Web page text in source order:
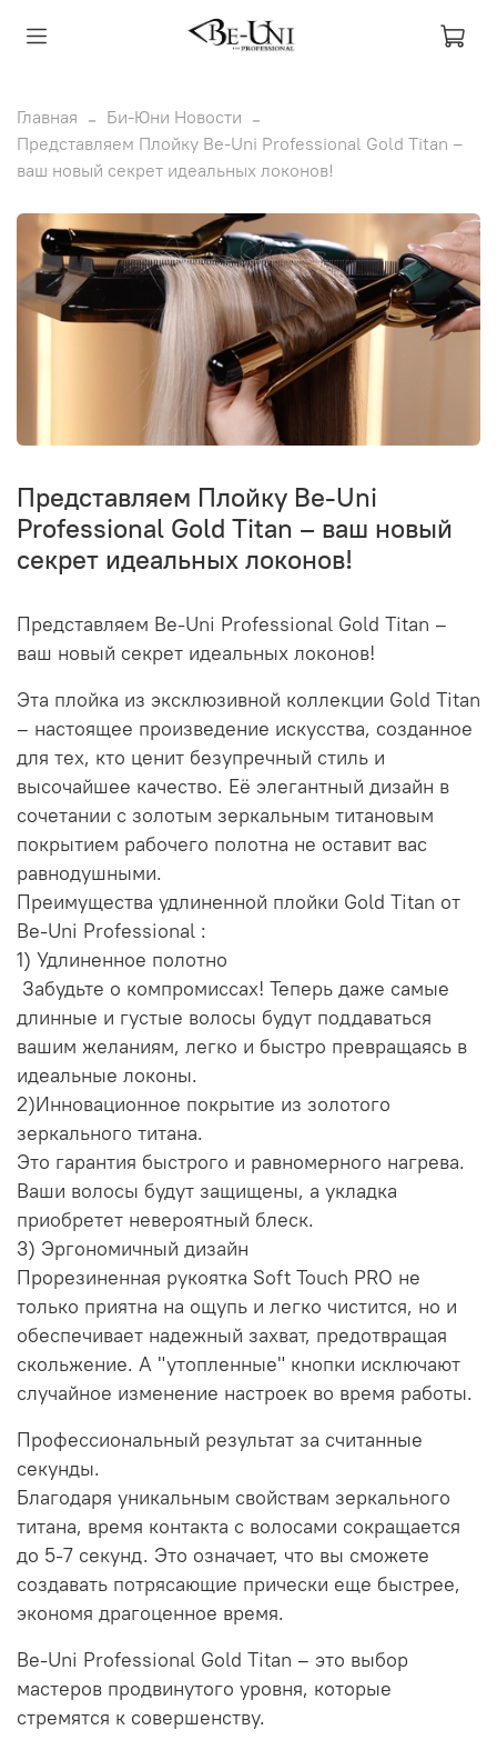
Главная
Би-Юни Новости
Представляем Плойку Be-Uni Professional Gold Titan –
ваш новый секрет идеальных локонов!
Представляем Плойку Be-Uni
Professional Gold Titan – ваш новый
секрет идеальных локонов!
Представляем Be-Uni Professional Gold Titan –
ваш новый секрет идеальных локонов!
Эта плойка из эксклюзивной коллекции Gold Titan
– настоящее произведение искусства, созданное
для тех, кто ценит безупречный стиль и
высочайшее качество. Её элегантный дизайн в
сочетании с золотым зеркальным титановым
покрытием рабочего полотна не оставит вас
равнодушными.
Преимущества удлиненной плойки Gold Titan от
Be-Uni Professional :
1) Удлиненное полотно
Забудьте о компромиссах! Теперь даже самые
длинные и густые волосы будут поддаваться
вашим желаниям, легко и быстро превращаясь в
идеальные локоны.
2)Инновационное покрытие из золотого
зеркального титана.
Это гарантия быстрого и равномерного нагрева.
Ваши волосы будут защищены, а укладка
приобретет невероятный блеск.
3) Эргономичный дизайн
Прорезиненная рукоятка Soft Touch PRO не
только приятна на ощупь и легко чистится, но и
обеспечивает надежный захват, предотвращая
скольжение. А "утопленные" кнопки исключают
случайное изменение настроек во время работы.
Профессиональный результат за считанные
секунды.
Благодаря уникальным свойствам зеркального
титана, время контакта с волосами сокращается
до 5-7 секунд. Это означает, что вы сможете
создавать потрясающие прически еще быстрее,
экономя драгоценное время.
Be-Uni Professional Gold Titan – это выбор
мастеров продвинутого уровня, которые
стремятся к совершенству.